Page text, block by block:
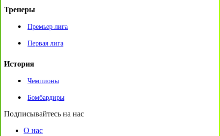
Тренеры
Премьер лига
Первая лига
История
Чемпионы
Бомбардиры
Подписывайтесь на нас
О нас